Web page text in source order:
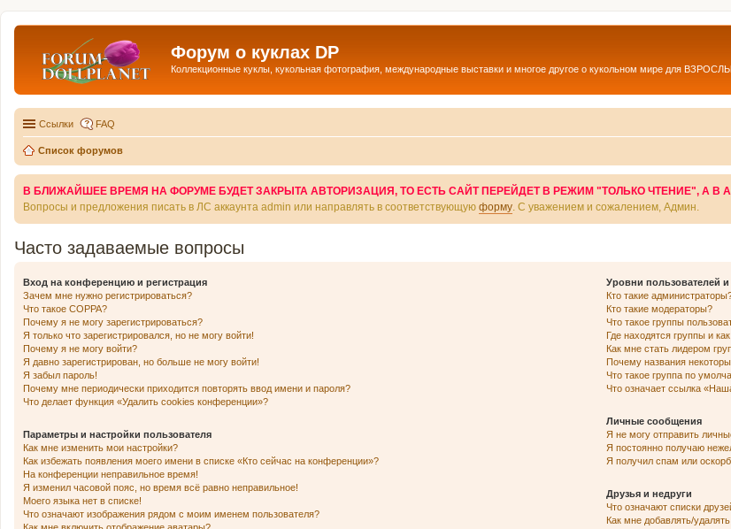
Форум о куклах DP
Коллекционные куклы, кукольная фотография, международные выставки и многое другое о кукольном мире для
Ссылки FAQ
Список форумов
В БЛИЖАЙШЕЕ ВРЕМЯ НА ФОРУМЕ БУДЕТ ЗАКРЫТА АВТОРИЗАЦИЯ, ТО ЕСТЬ САЙТ ПЕРЕЙДЕТ В РЕЖИМ "ТОЛЬКО ЧТЕНИЕ", А В
Вопросы и предложения писать в ЛС аккаунта admin или направлять в соответствующую форму . С уважением и сожалением, Админ.
Часто задаваемые вопросы
Вход на конференцию и регистрация
Зачем мне нужно регистрироваться?
Что такое COPPA?
Почему я не могу зарегистрироваться?
Я только что зарегистрировался, но не могу войти!
Почему я не могу войти?
Я давно зарегистрирован, но больше не могу войти!
Я забыл пароль!
Почему мне периодически приходится повторять ввод имени и пароля?
Что делает функция «Удалить cookies конференции»?
Параметры и настройки пользователя
Как мне изменить мои настройки?
Как избежать появления моего имени в списке «Кто сейчас на конференции»?
На конференции неправильное время!
Я изменил часовой пояс, но время всё равно неправильное!
Моего языка нет в списке!
Что означают изображения рядом с моим именем пользователя?
Как мне включить отображение аватары?
Уровни пользователей
Кто такие
Кто такие модераторы?
Что такое группы
Где находятся группы и
Как мне стать лидером
Почему названия
Что такое группа по
Что означает ссылка
Личные сообщения
Я не могу отправить
Я постоянно получаю
Я получил спам или
Друзья и недруги
Что означают списки
Как мне добавлять/